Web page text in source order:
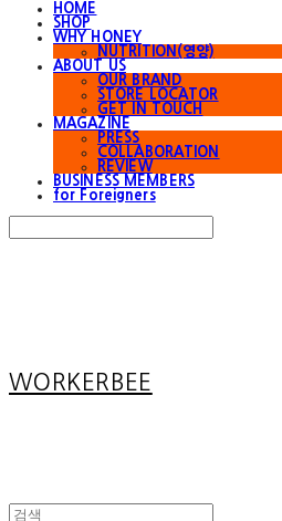
HOME
SHOP
WHY HONEY
NUTRITION(영양)
ABOUT US
OUR BRAND
STORE LOCATOR
GET IN TOUCH
MAGAZINE
PRESS
COLLABORATION
REVIEW
BUSINESS MEMBERS
for Foreigners
WORKERBEE